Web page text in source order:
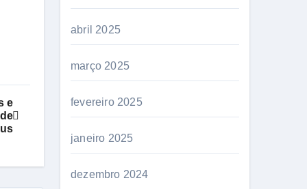
e
abril 2025
março 2025
fevereiro 2025
janeiro 2025
dezembro 2024